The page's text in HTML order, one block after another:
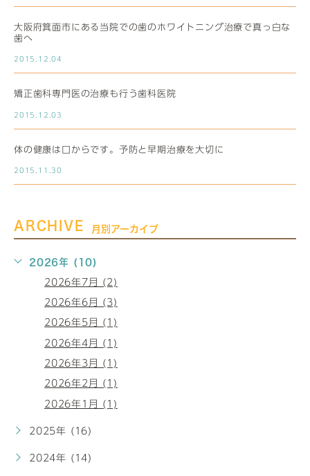
大阪府箕面市にある当院での歯のホワイトニング治療で真っ白な
歯へ
2015.12.04
矯正歯科専門医の治療も行う歯科医院
2015.12.03
体の健康は口からです。予防と早期治療を大切に
2015.11.30
ARCHIVE 月別アーカイブ
2026年 (10)
2026年7月 (2)
2026年6月 (3)
2026年5月 (1)
2026年4月 (1)
2026年3月 (1)
2026年2月 (1)
2026年1月 (1)
2025年 (16)
2024年 (14)